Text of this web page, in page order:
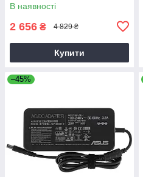
В наявності
2 656 ₴ 4 829 ₴
Купити
–45%